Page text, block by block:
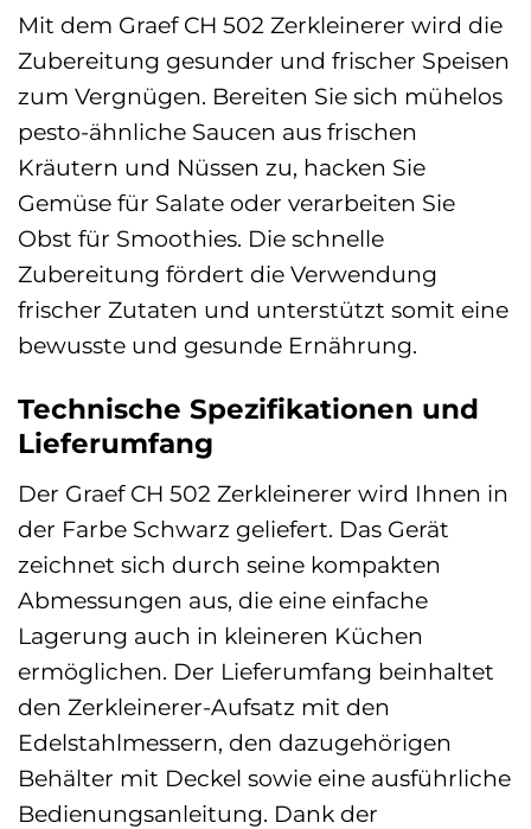
Mit dem Graef CH 502 Zerkleinerer wird die
Zubereitung gesunder und frischer Speisen
zum Vergnügen. Bereiten Sie sich mühelos
pesto-ähnliche Saucen aus frischen
Kräutern und Nüssen zu, hacken Sie
Gemüse für Salate oder verarbeiten Sie
Obst für Smoothies. Die schnelle
Zubereitung fördert die Verwendung
frischer Zutaten und unterstützt somit eine
bewusste und gesunde Ernährung.
Technische Spezifikationen und
Lieferumfang
Der Graef CH 502 Zerkleinerer wird Ihnen in
der Farbe Schwarz geliefert. Das Gerät
zeichnet sich durch seine kompakten
Abmessungen aus, die eine einfache
Lagerung auch in kleineren Küchen
ermöglichen. Der Lieferumfang beinhaltet
den Zerkleinerer-Aufsatz mit den
Edelstahlmessern, den dazugehörigen
Behälter mit Deckel sowie eine ausführliche
Bedienungsanleitung. Dank der